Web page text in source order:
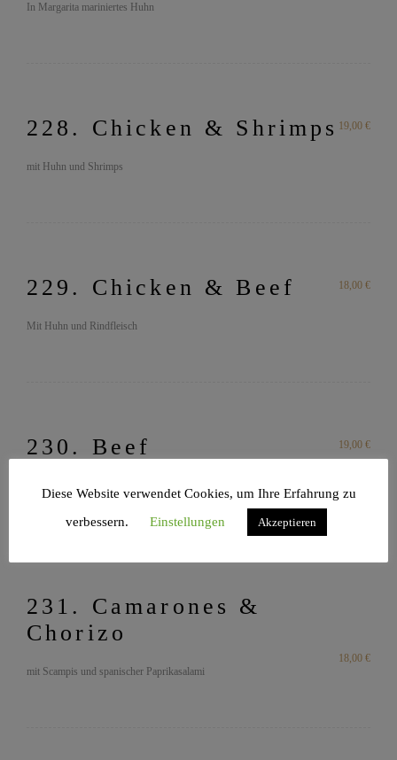
In Margarita mariniertes Huhn
228. Chicken & Shrimps 19,00 €
mit Huhn und Shrimps
229. Chicken & Beef 18,00 €
Mit Huhn und Rindfleisch
230. Beef 19,00 €
231. Camarones &
Chorizo
18,00 €
mit Scampis und spanischer Paprikasalami
Diese Website verwendet Cookies, um Ihre Erfahrung zu
verbessern.
Einstellungen Akzeptieren